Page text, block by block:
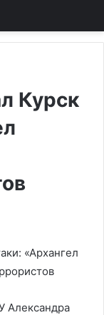
Курск
Александра